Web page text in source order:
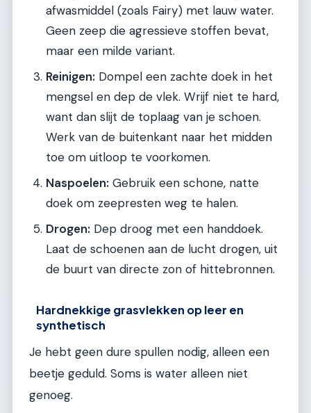
afwasmiddel (zoals Fairy) met lauw water.
Geen zeep die agressieve stoffen bevat,
maar een milde variant.
Reinigen: Dompel een zachte doek in het
mengsel en dep de vlek. Wrijf niet te hard,
want dan slijt de toplaag van je schoen.
Werk van de buitenkant naar het midden
toe om uitloop te voorkomen.
Naspoelen: Gebruik een schone, natte
doek om zeepresten weg te halen.
Drogen: Dep droog met een handdoek.
Laat de schoenen aan de lucht drogen, uit
de buurt van directe zon of hittebronnen.
Hardnekkige grasvlekken op leer en
synthetisch
Je hebt geen dure spullen nodig, alleen een
beetje geduld. Soms is water alleen niet
genoeg.